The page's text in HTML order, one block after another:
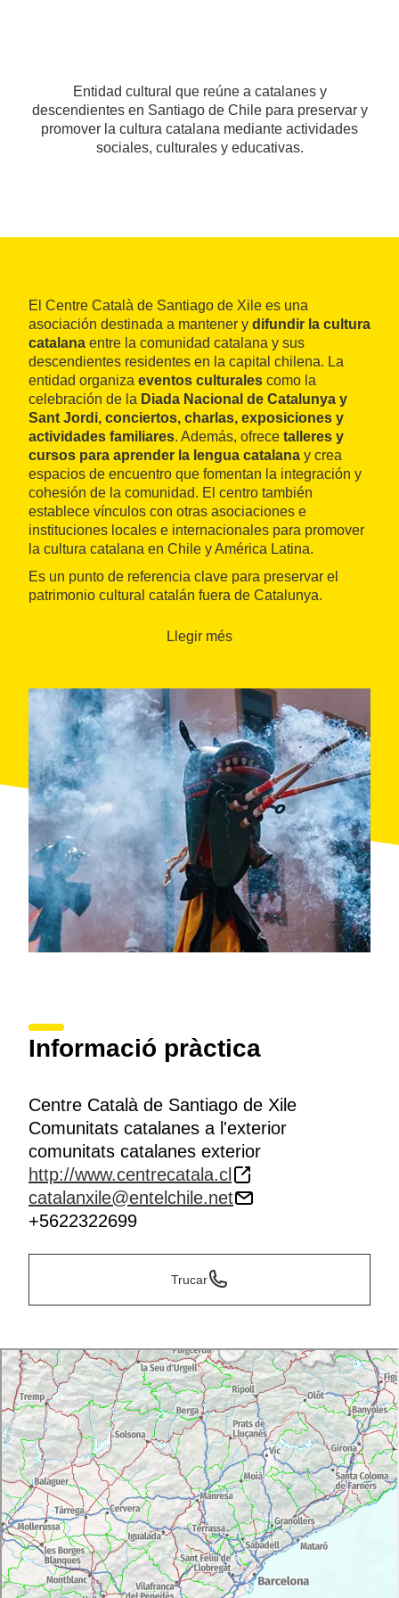
Entidad cultural que reúne a catalanes y
descendientes en Santiago de Chile para preservar y
promover la cultura catalana mediante actividades
sociales, culturales y educativas.
El Centre Català de Santiago de Xile es una
asociación destinada a mantener y difundir la cultura
catalana entre la comunidad catalana y sus
descendientes residentes en la capital chilena. La
entidad organiza eventos culturales como la
celebración de la Diada Nacional de Catalunya y
Sant Jordi, conciertos, charlas, exposiciones y
actividades familiares. Además, ofrece talleres y
cursos para aprender la lengua catalana y crea
espacios de encuentro que fomentan la integración y
cohesión de la comunidad. El centro también
establece vínculos con otras asociaciones e
instituciones locales e internacionales para promover
la cultura catalana en Chile y América Latina.
Es un punto de referencia clave para preservar el
patrimonio cultural catalán fuera de Catalunya.
Llegir més
Informació pràctica
Centre Català de Santiago de Xile
Comunitats catalanes a l'exterior
comunitats catalanes exterior
http://www.centrecatala.cl
catalanxile@entelchile.net
+5622322699
Trucar